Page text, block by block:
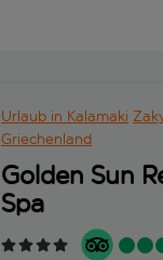
Urlaub in Kalamaki
Griechenland
Golden Sun
Spa